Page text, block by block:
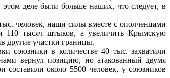
деле были больше наших, что следует, в
человек, наши силы вместе с ополченцами
110 тысяч штыков, а увеличить Крымскую
другие участки границы.
союзники в количестве 40 тыс. захватили
вернул позицию, но атакованный двумя
около 5500 человек, у союзников